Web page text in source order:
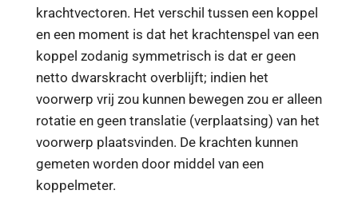
krachtvectoren. Het verschil tussen een koppel
en een moment is dat het krachtenspel van een
koppel zodanig symmetrisch is dat er geen
netto dwarskracht overblijft; indien het
voorwerp vrij zou kunnen bewegen zou er alleen
rotatie en geen translatie (verplaatsing) van het
voorwerp plaatsvinden. De krachten kunnen
gemeten worden door middel van een
koppelmeter.